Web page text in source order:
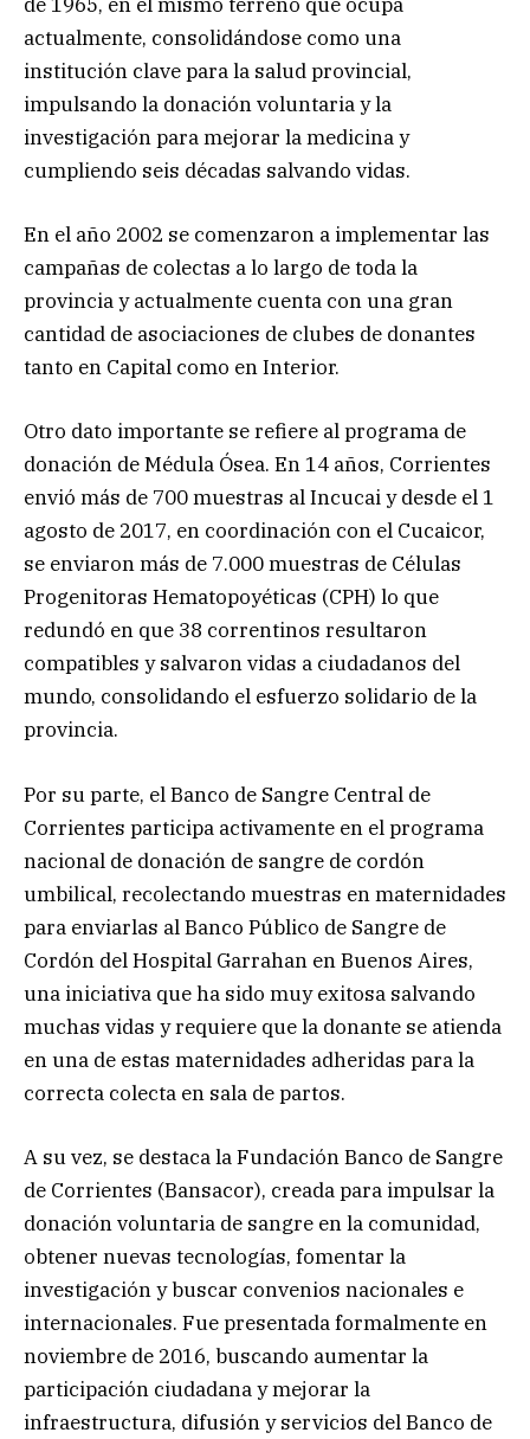
actualmente, consolidándose como una
institución clave para la salud provincial,
impulsando la donación voluntaria y la
investigación para mejorar la medicina y
cumpliendo seis décadas salvando vidas.
En el año 2002 se comenzaron a implementar las
campañas de colectas a lo largo de toda la
provincia y actualmente cuenta con una gran
cantidad de asociaciones de clubes de donantes
tanto en Capital como en Interior.
Otro dato importante se refiere al programa de
donación de Médula Ósea. En 14 años, Corrientes
envió más de 700 muestras al Incucai y desde el 1
agosto de 2017, en coordinación con el Cucaicor,
se enviaron más de 7.000 muestras de Células
Progenitoras Hematopoyéticas (CPH) lo que
redundó en que 38 correntinos resultaron
compatibles y salvaron vidas a ciudadanos del
mundo, consolidando el esfuerzo solidario de la
provincia.
Por su parte, el Banco de Sangre Central de
Corrientes participa activamente en el programa
nacional de donación de sangre de cordón
umbilical, recolectando muestras en maternidades
para enviarlas al Banco Público de Sangre de
Cordón del Hospital Garrahan en Buenos Aires,
una iniciativa que ha sido muy exitosa salvando
muchas vidas y requiere que la donante se atienda
en una de estas maternidades adheridas para la
correcta colecta en sala de partos.
A su vez, se destaca la Fundación Banco de Sangre
de Corrientes (Bansacor), creada para impulsar la
donación voluntaria de sangre en la comunidad,
obtener nuevas tecnologías, fomentar la
investigación y buscar convenios nacionales e
internacionales. Fue presentada formalmente en
noviembre de 2016, buscando aumentar la
participación ciudadana y mejorar la
infraestructura, difusión y servicios del Banco de